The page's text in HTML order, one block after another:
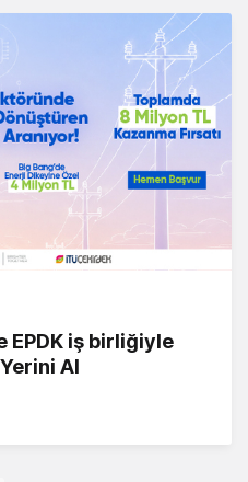
EPDK iş birliğiyle
Al